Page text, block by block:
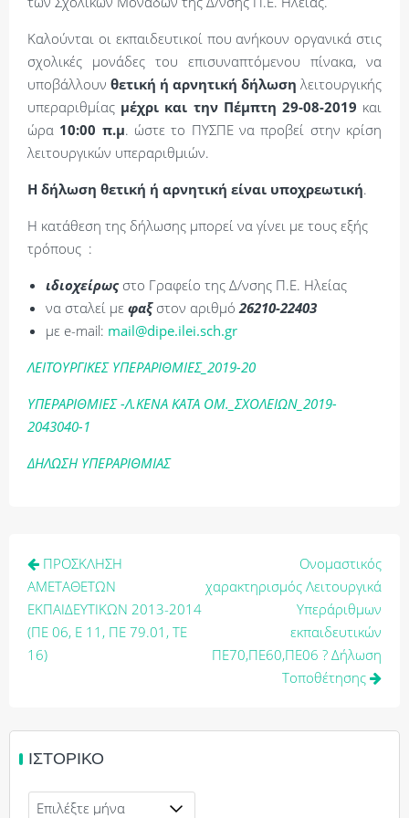
Καλούνται οι εκπαιδευτικοί που ανήκουν οργανικά στις
σχολικές μονάδες του επισυναπτόμενου πίνακα, να
υποβάλλουν θετική ή αρνητική δήλωση λειτουργικής
υπεραριθμίας μέχρι και την Πέμπτη 29-08-2019 και
ώρα 10:00 π.μ. ώστε το ΠΥΣΠΕ να προβεί στην κρίση
λειτουργικών υπεραριθμιών.
Η δήλωση θετική ή αρνητική είναι υποχρεωτική.
Η κατάθεση της δήλωσης μπορεί να γίνει με τους εξής
τρόπους :
ιδιοχείρωςστο Γραφείο της Δ/νσης Π.Ε. Ηλείας
να σταλεί με φαξ στον αριθμό26210-22403
με e-mail: mail@dipe.ilei.sch.gr
ΛΕΙΤΟΥΡΓΙΚΕΣ ΥΠΕΡΑΡΙΘΜΙΕΣ_2019-20
ΥΠΕΡΑΡΙΘΜΙΕΣ -Λ.ΚΕΝΑ ΚΑΤΑ OM._ΣΧΟΛΕΙΩΝ_2019-
2043040-1
ΔΗΛΩΣΗ ΥΠΕΡΑΡΙΘΜΙΑΣ
Πλοήγηση
άρθρων
ΠΡΟΣΚΛΗΣΗ
ΑΜΕΤΑΘΕΤΩΝ
ΕΚΠΑΙΔΕΥΤΙΚΩΝ 2013-2014
(ΠΕ 06, Ε 11, ΠΕ 79.01, ΤΕ
16)
Ονομαστικός
χαρακτηρισμός Λειτουργικά
Υπεράριθμων
εκπαιδευτικών
ΠΕ70,ΠΕ60,ΠΕ06 ? Δήλωση
Τοποθέτησης
ΙΣΤΟΡΙΚΌ
Ιστορικό